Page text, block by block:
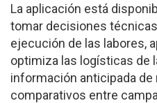
La aplicación está
tomar decisiones
ejecución de las labores,
optimiza las logísticas de
información anticipada
comparativos entre